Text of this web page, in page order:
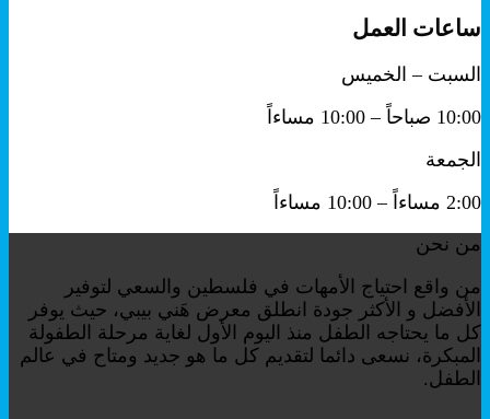
ساعات العمل
السبت – الخميس
10:00 صباحاً – 10:00 مساءاً
الجمعة
2:00 مساءاً – 10:00 مساءاً
من نحن
من واقع احتياج الأمهات في فلسطين والسعي لتوفير
الأفضل و الأكثر جودة انطلق معرض هَني بيبي، حيث يوفر
كل ما يحتاجه الطفل منذ اليوم الأول لغاية مرحلة الطفولة
المبكرة، نسعى دائما لتقديم كل ما هو جديد ومتاح في عالم
الطفل.